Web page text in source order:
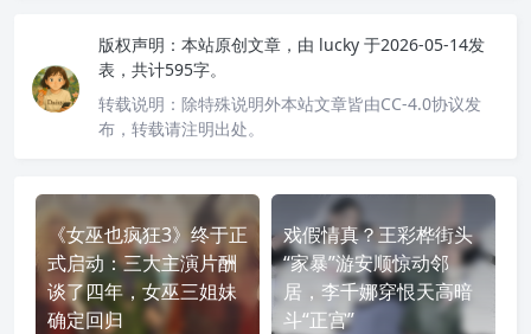
版权声明： 本站原创文章，由 lucky 于2026-05-14发
表，共计595字。
转载说明： 除特殊说明外本站文章皆由CC-4.0协议发
布，转载请注明出处。
《女巫也疯狂3》终于正
式启动：三大主演片酬
谈了四年，女巫三姐妹
确定回归
戏假情真？王彩桦街头
“家暴”游安顺惊动邻
居，李千娜穿恨天高暗
斗“正宫”